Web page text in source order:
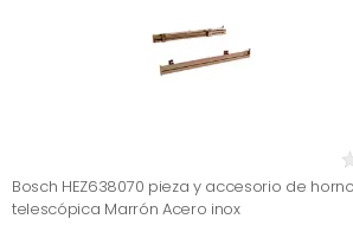
Bosch HEZ638070 pieza y accesorio de
telescópica Marrón Acero inox